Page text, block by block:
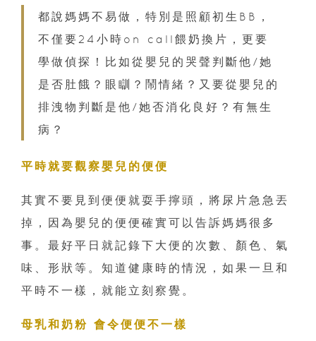
都說媽媽不易做，特別是照顧初生BB，
不僅要24小時on call餵奶換片，更要
學做偵探！比如從嬰兒的哭聲判斷他/她
是否肚餓？眼瞓？鬧情緒？又要從嬰兒的
排洩物判斷是他/她否消化良好？有無生
病？
平時就要觀察嬰兒的便便
其實不要見到便便就耍手擰頭，將尿片急急丟
掉，因為嬰兒的便便確實可以告訴媽媽很多
事。最好平日就記錄下大便的次數、顏色、氣
味、形狀等。知道健康時的情況，如果一旦和
平時不一樣，就能立刻察覺。
母乳和奶粉 會令便便不一樣